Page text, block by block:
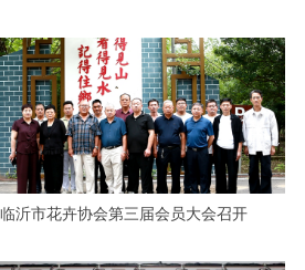
临沂市花卉协会第三届会员大会召开